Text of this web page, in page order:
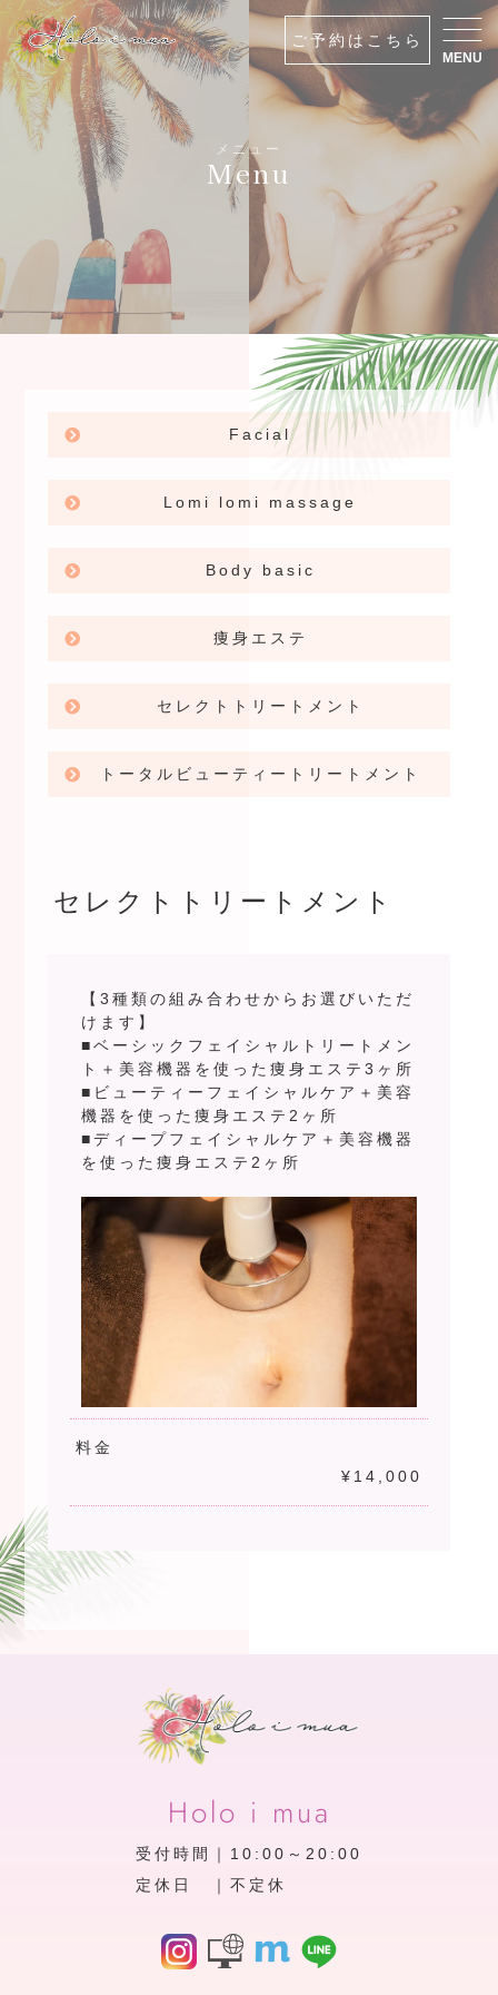
MENU
ご予約はこちら
メニュー
Menu
Facial
Lomi lomi massage
Body basic
痩身エステ
セレクトトリートメント
トータルビューティートリートメント
セレクトトリートメント
【3種類の組み合わせからお選びいただ
けます】
■ベーシックフェイシャルトリートメン
ト＋美容機器を使った痩身エステ3ヶ所
■ビューティーフェイシャルケア＋美容
機器を使った痩身エステ2ヶ所
■ディープフェイシャルケア＋美容機器
を使った痩身エステ2ヶ所
料金
¥14,000
Holo i mua
受付時間｜10:00～20:00
定休日 ｜不定休